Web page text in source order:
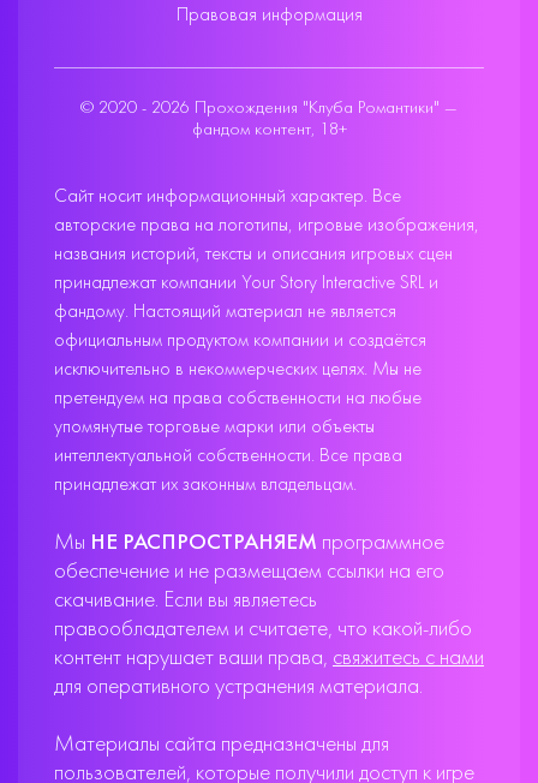
Правовая информация
© 2020 - 2026 Прохождения "Клуба Романтики" —
фандом контент, 18+
Сайт носит информационный характер. Все
авторские права на логотипы, игровые изображения,
названия историй, тексты и описания игровых сцен
принадлежат компании Your Story Interactive SRL и
фандому. Настоящий материал не является
официальным продуктом компании и создаётся
исключительно в некоммерческих целях. Мы не
претендуем на права собственности на любые
упомянутые торговые марки или объекты
интеллектуальной собственности. Все права
принадлежат их законным владельцам.
Мы НЕ РАСПРОСТРАНЯЕМ программное
обеспечение и не размещаем ссылки на его
скачивание. Если вы являетесь
правообладателем и считаете, что какой-либо
контент нарушает ваши права, свяжитесь с нами
для оперативного устранения материала.
Материалы сайта предназначены для
пользователей, которые получили доступ к игре